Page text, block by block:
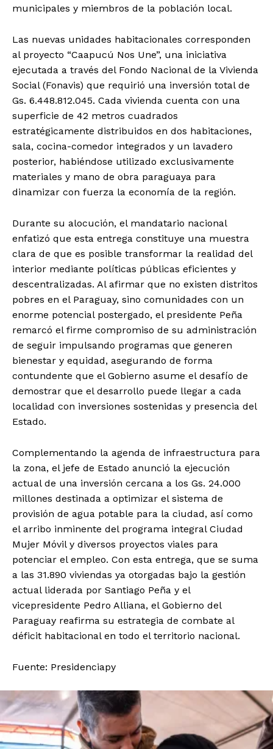
municipales y miembros de la población local.
Las nuevas unidades habitacionales corresponden
al proyecto “Caapucú Nos Une”, una iniciativa
ejecutada a través del Fondo Nacional de la Vivienda
Social (Fonavis) que requirió una inversión total de
Gs. 6.448.812.045. Cada vivienda cuenta con una
superficie de 42 metros cuadrados
estratégicamente distribuidos en dos habitaciones,
sala, cocina-comedor integrados y un lavadero
posterior, habiéndose utilizado exclusivamente
materiales y mano de obra paraguaya para
dinamizar con fuerza la economía de la región.
Durante su alocución, el mandatario nacional
enfatizó que esta entrega constituye una muestra
clara de que es posible transformar la realidad del
interior mediante políticas públicas eficientes y
descentralizadas. Al afirmar que no existen distritos
pobres en el Paraguay, sino comunidades con un
enorme potencial postergado, el presidente Peña
remarcó el firme compromiso de su administración
de seguir impulsando programas que generen
bienestar y equidad, asegurando de forma
contundente que el Gobierno asume el desafío de
demostrar que el desarrollo puede llegar a cada
localidad con inversiones sostenidas y presencia del
Estado.
Complementando la agenda de infraestructura para
la zona, el jefe de Estado anunció la ejecución
actual de una inversión cercana a los Gs. 24.000
millones destinada a optimizar el sistema de
provisión de agua potable para la ciudad, así como
el arribo inminente del programa integral Ciudad
Mujer Móvil y diversos proyectos viales para
potenciar el empleo. Con esta entrega, que se suma
a las 31.890 viviendas ya otorgadas bajo la gestión
actual liderada por Santiago Peña y el
vicepresidente Pedro Alliana, el Gobierno del
Paraguay reafirma su estrategia de combate al
déficit habitacional en todo el territorio nacional.
Fuente: Presidenciapy